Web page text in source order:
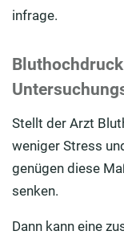
infrage.
Stellt der Arzt
weniger Stress
genügen diese
senken.
Dann kann eine